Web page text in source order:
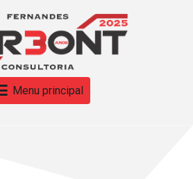
Menu principal